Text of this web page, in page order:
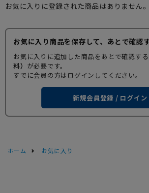
お気に入りに登録された商品はありません。
お気に入り商品を保存して、あとで確認
お気に入りに追加した商品をあとで確認す
料） が必要です。
すでに会員の方はログインしてください。
新規会員登録 / ログイン
ホーム お気に入り